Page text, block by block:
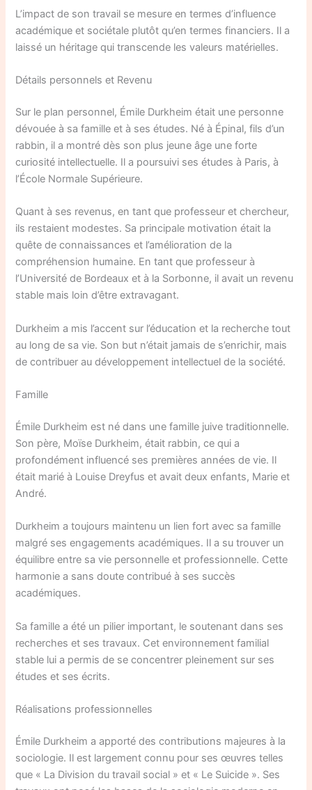
L’impact de son travail se mesure en termes d’influence
académique et sociétale plutôt qu’en termes financiers. Il a
laissé un héritage qui transcende les valeurs matérielles.
Détails personnels et Revenu
Sur le plan personnel, Émile Durkheim était une personne
dévouée à sa famille et à ses études. Né à Épinal, fils d’un
rabbin, il a montré dès son plus jeune âge une forte
curiosité intellectuelle. Il a poursuivi ses études à Paris, à
l’École Normale Supérieure.
Quant à ses revenus, en tant que professeur et chercheur,
ils restaient modestes. Sa principale motivation était la
quête de connaissances et l’amélioration de la
compréhension humaine. En tant que professeur à
l’Université de Bordeaux et à la Sorbonne, il avait un revenu
stable mais loin d’être extravagant.
Durkheim a mis l’accent sur l’éducation et la recherche tout
au long de sa vie. Son but n’était jamais de s’enrichir, mais
de contribuer au développement intellectuel de la société.
Famille
Émile Durkheim est né dans une famille juive traditionnelle.
Son père, Moïse Durkheim, était rabbin, ce qui a
profondément influencé ses premières années de vie. Il
était marié à Louise Dreyfus et avait deux enfants, Marie et
André.
Durkheim a toujours maintenu un lien fort avec sa famille
malgré ses engagements académiques. Il a su trouver un
équilibre entre sa vie personnelle et professionnelle. Cette
harmonie a sans doute contribué à ses succès
académiques.
Sa famille a été un pilier important, le soutenant dans ses
recherches et ses travaux. Cet environnement familial
stable lui a permis de se concentrer pleinement sur ses
études et ses écrits.
Réalisations professionnelles
Émile Durkheim a apporté des contributions majeures à la
sociologie. Il est largement connu pour ses œuvres telles
que « La Division du travail social » et « Le Suicide ». Ses